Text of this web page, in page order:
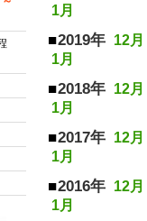
1月
2019年 12月
1月
2018年 12月
1月
2017年 12月
1月
2016年 12月
1月